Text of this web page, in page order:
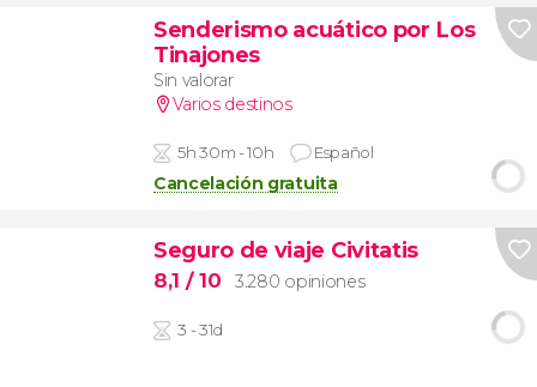
Senderismo acuático por Los
Tinajones
Sin valorar
Varios destinos
5h 30m - 10h Español
Cancelación gratuita
Seguro de viaje Civitatis
8,1 / 10 3.280 opiniones
3 - 31d